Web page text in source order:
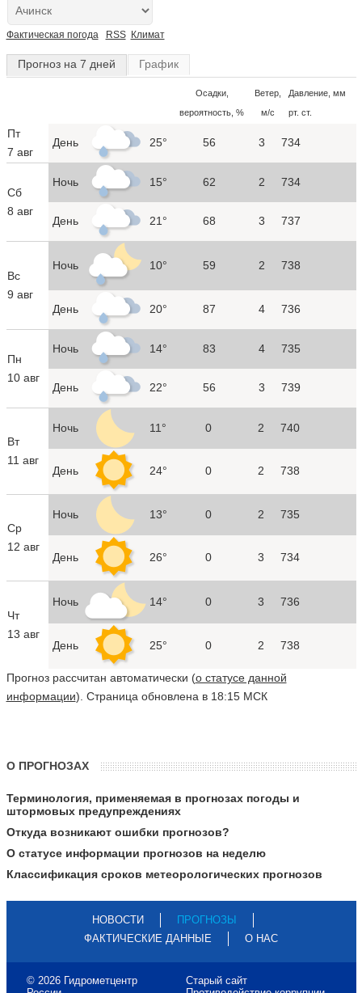
Фактическая погода RSS Климат
Прогноз на 7 дней График
Осадки,
вероятность, %
Ветер,
м/с
Давление, мм
рт. ст.
Пт
7 авг
День 25° 56 3 734
Сб
8 авг
Ночь 15° 62 2 734
День 21° 68 3 737
Вс
9 авг
Ночь 10° 59 2 738
День 20° 87 4 736
Пн
10 авг
Ночь 14° 83 4 735
День 22° 56 3 739
Вт
11 авг
Ночь 11° 0 2 740
День 24° 0 2 738
Ср
12 авг
Ночь 13° 0 2 735
День 26° 0 3 734
Чт
13 авг
Ночь 14° 0 3 736
День 25° 0 2 738
Прогноз рассчитан автоматически (о статусе данной
информации). Страница обновлена в 18:15 МСК
О ПРОГНОЗАХ
Терминология, применяемая в прогнозах погоды и
штормовых предупреждениях
Откуда возникают ошибки прогнозов?
О статусе информации прогнозов на неделю
Классификация сроков метеорологических прогнозов
НОВОСТИ
ПРОГНОЗЫ
ФАКТИЧЕСКИЕ ДАННЫЕ
О НАС
© 2026 Гидрометцентр
Старый сайт